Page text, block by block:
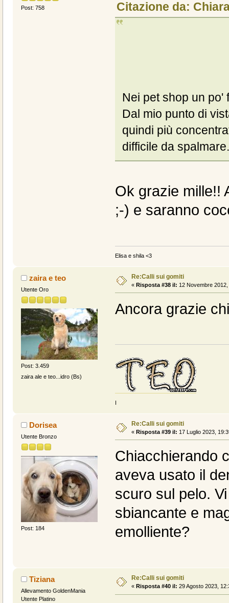
Post: 758 Citazione da:
Nei pet shop un po'
Dal mio punto di
quindi più
difficile da
Ok grazie mille!!
;-) e saranno
Elisa e shila <3
zaira e teo
Utente Oro
Post: 3.459
zaira ale e teo...idro (Bs)
Re:Calli sui gomiti
« Risposta #38 il: 12 Novembre
Ancora grazie
I
Dorisea
Utente Bronzo
Post: 184
Re:Calli sui gomiti
« Risposta #39 il: 17 Luglio 2023,
Chiacchierando
aveva usato il
scuro sul pelo.
sbiancante e
emolliente?
Tiziana
Allevamento GoldenMania
Utente Platino
Re:Calli sui gomiti
« Risposta #40 il: 29 Agosto 2023,